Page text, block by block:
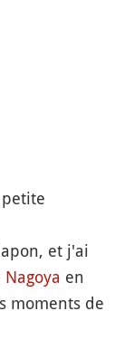
et j'ai
Nagoya en
moments de